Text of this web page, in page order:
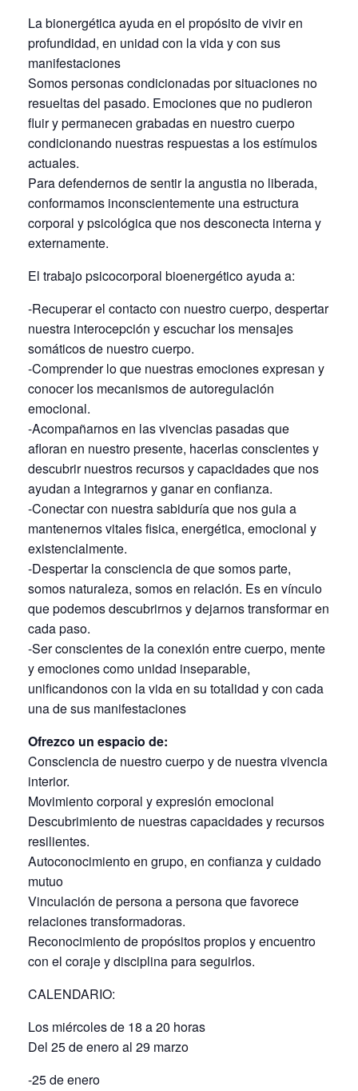
La bionergética ayuda en el propósito de vivir en
profundidad, en unidad con la vida y con sus
manifestaciones
Somos personas condicionadas por situaciones no
resueltas del pasado. Emociones que no pudieron
fluir y permanecen grabadas en nuestro cuerpo
condicionando nuestras respuestas a los estímulos
actuales.
Para defendernos de sentir la angustia no liberada,
conformamos inconscientemente una estructura
corporal y psicológica que nos desconecta interna y
externamente.
El trabajo psicocorporal bioenergético ayuda a:
-Recuperar el contacto con nuestro cuerpo, despertar
nuestra interocepción y escuchar los mensajes
somáticos de nuestro cuerpo.
-Comprender lo que nuestras emociones expresan y
conocer los mecanismos de autoregulación
emocional.
-Acompañarnos en las vivencias pasadas que
afloran en nuestro presente, hacerlas conscientes y
descubrir nuestros recursos y capacidades que nos
ayudan a integrarnos y ganar en confianza.
-Conectar con nuestra sabiduría que nos guia a
mantenernos vitales fisica, energética, emocional y
existencialmente.
-Despertar la consciencia de que somos parte,
somos naturaleza, somos en relación. Es en vínculo
que podemos descubrirnos y dejarnos transformar en
cada paso.
-Ser conscientes de la conexión entre cuerpo, mente
y emociones como unidad inseparable,
unificandonos con la vida en su totalidad y con cada
una de sus manifestaciones
Ofrezco un espacio de:
Consciencia de nuestro cuerpo y de nuestra vivencia
interior.
Movimiento corporal y expresión emocional
Descubrimiento de nuestras capacidades y recursos
resilientes.
Autoconocimiento en grupo, en confianza y cuidado
mutuo
Vinculación de persona a persona que favorece
relaciones transformadoras.
Reconocimiento de propósitos propios y encuentro
con el coraje y disciplina para seguirlos.
CALENDARIO:
Los miércoles de 18 a 20 horas
Del 25 de enero al 29 marzo
-25 de enero